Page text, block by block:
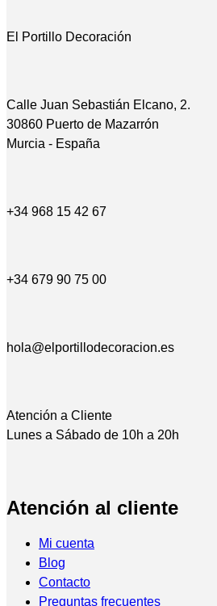
El Portillo Decoración
Calle Juan Sebastián Elcano, 2.
30860 Puerto de Mazarrón
Murcia - España
+34 968 15 42 67
+34 679 90 75 00
hola@elportillodecoracion.es
Atención a Cliente
Lunes a Sábado de 10h a 20h
Atención al cliente
Mi cuenta
Blog
Contacto
Preguntas frecuentes